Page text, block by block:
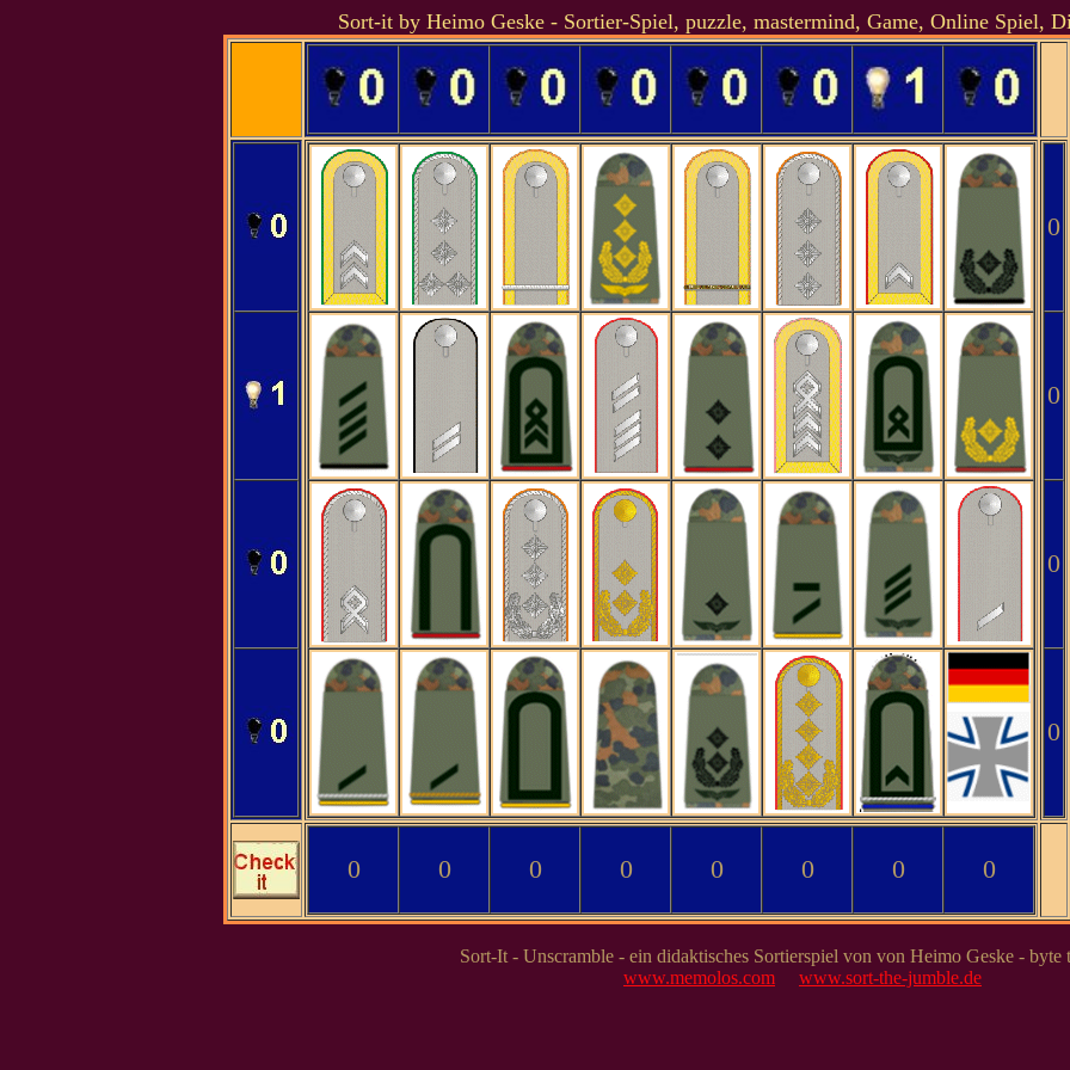
Sort-it by Heimo Geske - Sortier-Spiel, puzzle, mastermind, Game, Online Spiel,
0
0
0
0
0 0 0 0 0 0 0 0
Sort-It - Unscramble - ein didaktisches Sortierspiel von von Heimo Geske - byte
www.memolos.com
www.sort-the-jumble.de